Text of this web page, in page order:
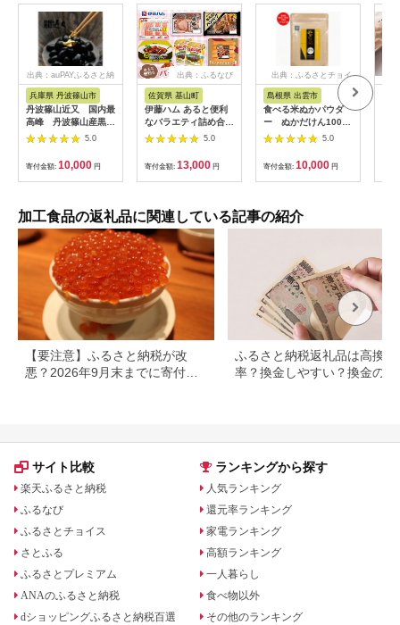
出典：auPAYふるさと納
兵庫県 丹波篠山市
丹波篠山近又 国内最
高峰 丹波篠山産黒豆
煮 1個化粧箱入り
5.0
寄付金額: 10,000 円
出典：ふるなび
佐賀県 基山町
伊藤ハム あると便利
なバラエティ詰め合わ
せ【伊藤ハム 簡単 便
利 レンチン 手軽 お弁
当 おやつ おつまみ ハ
ンバーグ ミートボー
ル ハム 単身】
5.0
寄付金額: 13,000 円
出典：ふるさとチョイ
島根県 出雲市
食べる米ぬかパウダ
ー ぬかだけん100g
3袋セット｜食べる米
ぬか パウダー 300g
加工品 健康食品 スー
パーフード 至誠 ふる
さと納税 出雲市
5.0
寄付金額: 10,000 円
加工食品の返礼品に関連している記事の紹介
【要注意】ふるさと納税が改
悪？2026年9月末までに寄付し
ふるさと納税返礼品は高換金
率？換金しやすい？換金の可
サイト比較
楽天ふるさと納税
ふるなび
ふるさとチョイス
さとふる
ふるさとプレミアム
ANAのふるさと納税
dショッピングふるさと納税百選
ランキングから探す
人気ランキング
還元率ランキング
家電ランキング
高額ランキング
一人暮らし
食べ物以外
その他のランキング